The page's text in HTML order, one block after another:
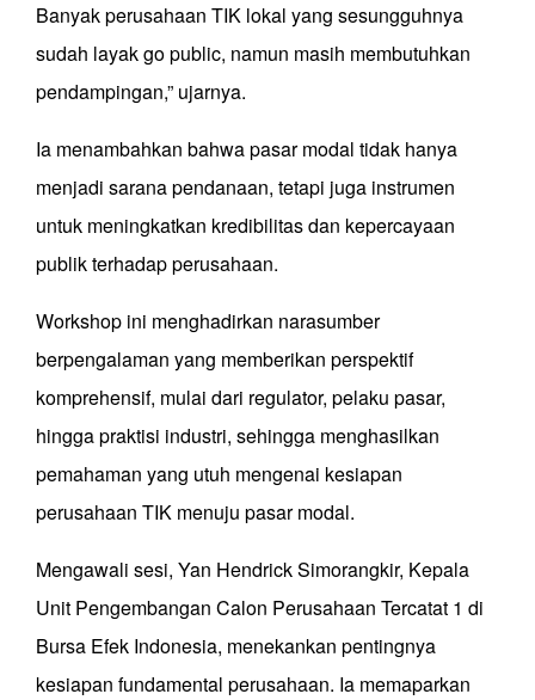
Banyak perusahaan TIK lokal yang sesungguhnya
sudah layak go public, namun masih membutuhkan
pendampingan,” ujarnya.
Ia menambahkan bahwa pasar modal tidak hanya
menjadi sarana pendanaan, tetapi juga instrumen
untuk meningkatkan kredibilitas dan kepercayaan
publik terhadap perusahaan.
Workshop ini menghadirkan narasumber
berpengalaman yang memberikan perspektif
komprehensif, mulai dari regulator, pelaku pasar,
hingga praktisi industri, sehingga menghasilkan
pemahaman yang utuh mengenai kesiapan
perusahaan TIK menuju pasar modal.
Mengawali sesi, Yan Hendrick Simorangkir, Kepala
Unit Pengembangan Calon Perusahaan Tercatat 1 di
Bursa Efek Indonesia, menekankan pentingnya
kesiapan fundamental perusahaan. Ia memaparkan